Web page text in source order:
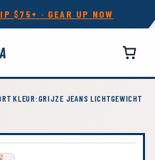
$75+ · GEAR UP NOW
KLEUR:GRIJZE JEANS LICHTGEWICHT